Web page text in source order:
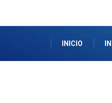
INICIO